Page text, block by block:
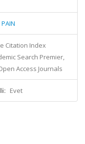
Citation Index
Search Premier,
Access Journals
Evet